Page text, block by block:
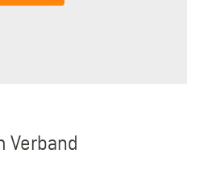
Verband